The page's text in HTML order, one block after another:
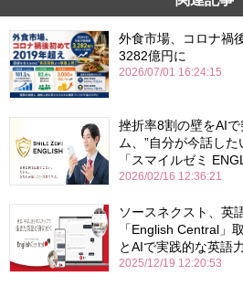
外食市場、コロナ禍
3282億円に
2026/07/01 16:24:15
挫折率8割の壁をAI
ム、”自分が今話し
「スマイルゼミ
2026/02/16 12:36:21
ソースネクスト、英
「English Central
とAIで実践的な英語
2025/12/19 12:20:53